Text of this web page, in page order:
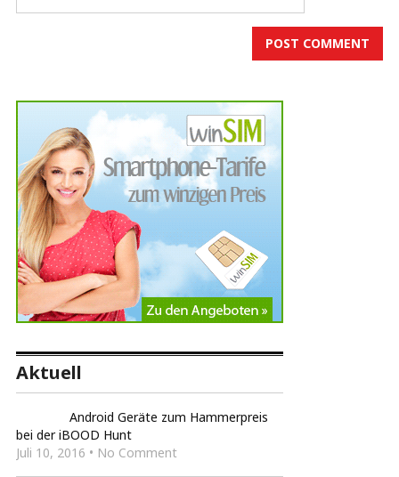
Aktuell
Android Geräte zum Hammerpreis
bei der iBOOD Hunt
Juli 10, 2016 • No Comment